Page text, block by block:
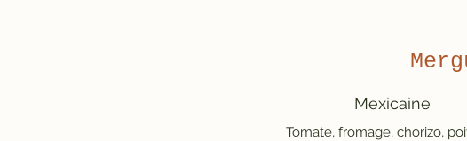
Mexicaine
Tomate, fromage, chorizo,